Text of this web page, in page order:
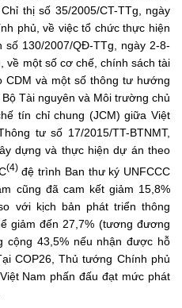
thị số 35/2005/CT-TTg, ngày
phủ, về việc tổ chức thực hiện
số 130/2007/QĐ-TTg, ngày 2-8-
về một số cơ chế, chính sách tài
và một số thông tư hướng
Tài nguyên và Môi trường chủ
tín chỉ chung (JCM) giữa Việt
tư số 17/2015/TT-BTNMT,
dựng và thực hiện dự án theo
(4)đệ trình Ban thư ký UNFCCC
cũng đã cam kết giảm 15,8%
với kịch bản phát triển thông
giảm đến 27,7% (tương đương
cộng 43,5% nếu nhận được hỗ
COP26, Thủ tướng Chính phủ
Nam phấn đấu đạt mức phát